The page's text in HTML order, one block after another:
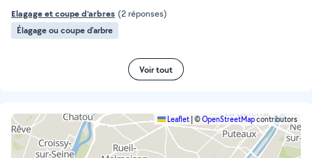
Elagage et coupe d'arbres (2 réponses)
Élagage ou coupe d'arbre
Voir tout
Leaflet ©OpenStreetMapcontributors